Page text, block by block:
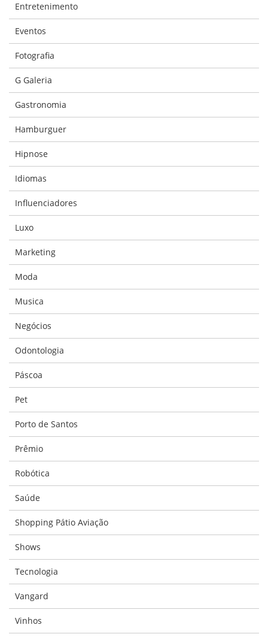
Entretenimento
Eventos
Fotografia
G Galeria
Gastronomia
Hamburguer
Hipnose
Idiomas
Influenciadores
Luxo
Marketing
Moda
Musica
Negócios
Odontologia
Páscoa
Pet
Porto de Santos
Prêmio
Robótica
Saúde
Shopping Pátio Aviação
Shows
Tecnologia
Vangard
Vinhos